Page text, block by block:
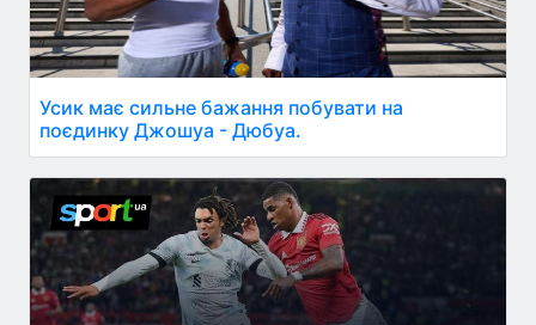
Усик має сильне бажання побувати на
поєдинку Джошуа - Дюбуа.